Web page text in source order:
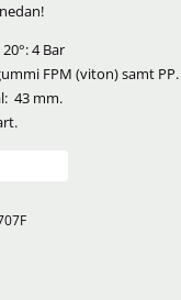
4 Bar
FPM (viton) samt PP.
43 mm.